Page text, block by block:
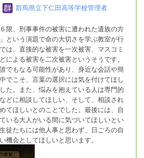
群馬県立下仁田高等学校管理者
限、刑事事件の被害に遭われた遺族の方
という演題で命の大切さを学ぶ教室が行
は、直接的な被害を一次被害、マスコミ
による被害を二次被害というそうです。
でもなる可能性があり、身近な会話や簡
でこそ、言葉の選択には気を付けてほし
た。また、悩みを抱えている人は専門的
どに相談してほしい、そして、相談され
てほしいとのことでした。最後には、自
いる大人がいる間に気づいてほしいとい
徒たちには他人事と思わず、日ごろの自
機会としてほしいと思います。